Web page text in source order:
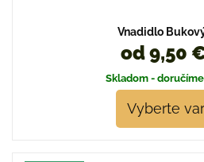
Vnadidlo
od 9,50
Skladom - doručíme
Vyberte